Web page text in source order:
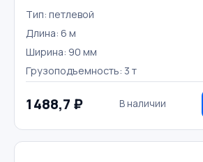
Тип: петлевой
Длина: 6 м
Ширина: 90 мм
Грузоподъемность: 3 т
1 488,7 ₽ В наличии